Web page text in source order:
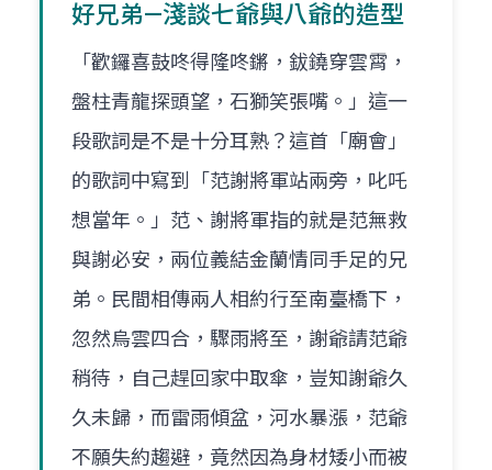
好兄弟—淺談七爺與八爺的造型
「歡鑼喜鼓咚得隆咚鏘，鈸鐃穿雲霄，
盤柱青龍探頭望，石獅笑張嘴。」這一
段歌詞是不是十分耳熟？這首「廟會」
的歌詞中寫到「范謝將軍站兩旁，叱吒
想當年。」范、謝將軍指的就是范無救
與謝必安，兩位義結金蘭情同手足的兄
弟。民間相傳兩人相約行至南臺橋下，
忽然烏雲四合，驟雨將至，謝爺請范爺
稍待，自己趕回家中取傘，豈知謝爺久
久未歸，而雷雨傾盆，河水暴漲，范爺
不願失約趨避，竟然因為身材矮小而被